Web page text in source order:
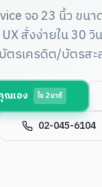
จอ 23 นิ้ว ขน
สั่งง่ายใน 30
ตรเครดิต/บัตรส
เอง ใน 2 นาที
02-045-6104